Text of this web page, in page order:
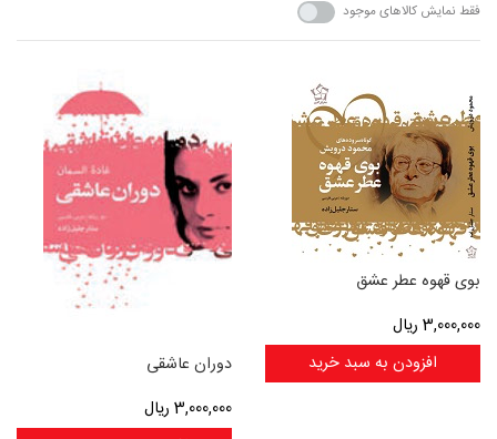
فقط نمایش کالاهای موجود
بوی قهوه عطر عشق
3,000,000 ریال
افزودن به سبد خرید
دوران عاشقی
3,000,000 ریال